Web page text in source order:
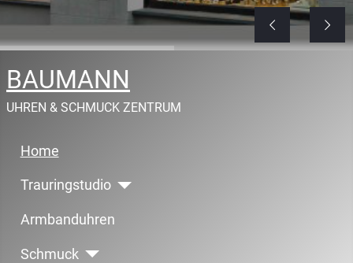
BAUMANN
UHREN & SCHMUCK ZENTRUM
Home
Trauringstudio
Armbanduhren
Schmuck